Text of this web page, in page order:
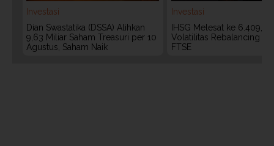
Investasi
Dian Swastatika (DSSA) Alihkan
9,63 Miliar Saham Treasuri per 10
Agustus, Saham Naik
Investasi
IHSG Melesat ke 6.409,
Volatilitas Rebalancing
FTSE